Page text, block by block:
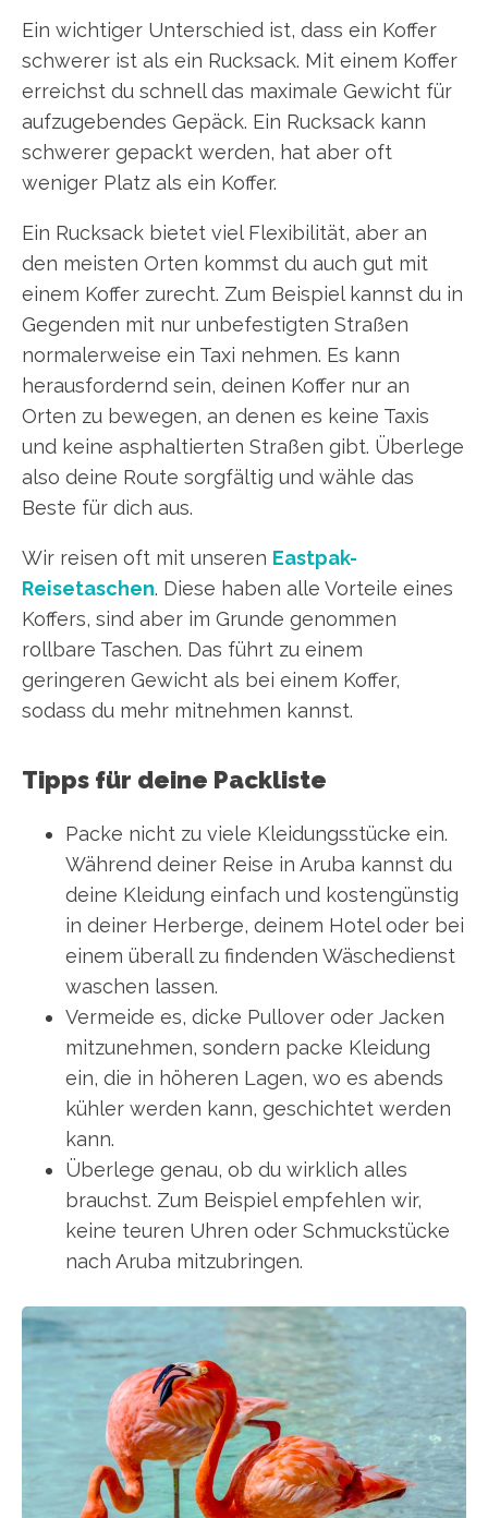
Ein wichtiger Unterschied ist, dass ein Koffer
schwerer ist als ein Rucksack. Mit einem Koffer
erreichst du schnell das maximale Gewicht für
aufzugebendes Gepäck. Ein Rucksack kann
schwerer gepackt werden, hat aber oft
weniger Platz als ein Koffer.
Ein Rucksack bietet viel Flexibilität, aber an
den meisten Orten kommst du auch gut mit
einem Koffer zurecht. Zum Beispiel kannst du in
Gegenden mit nur unbefestigten Straßen
normalerweise ein Taxi nehmen. Es kann
herausfordernd sein, deinen Koffer nur an
Orten zu bewegen, an denen es keine Taxis
und keine asphaltierten Straßen gibt. Überlege
also deine Route sorgfältig und wähle das
Beste für dich aus.
Wir reisen oft mit unseren Eastpak-
Reisetaschen. Diese haben alle Vorteile eines
Koffers, sind aber im Grunde genommen
rollbare Taschen. Das führt zu einem
geringeren Gewicht als bei einem Koffer,
sodass du mehr mitnehmen kannst.
Tipps für deine Packliste
Packe nicht zu viele Kleidungsstücke ein.
Während deiner Reise in Aruba kannst du
deine Kleidung einfach und kostengünstig
in deiner Herberge, deinem Hotel oder bei
einem überall zu findenden Wäschedienst
waschen lassen.
Vermeide es, dicke Pullover oder Jacken
mitzunehmen, sondern packe Kleidung
ein, die in höheren Lagen, wo es abends
kühler werden kann, geschichtet werden
kann.
Überlege genau, ob du wirklich alles
brauchst. Zum Beispiel empfehlen wir,
keine teuren Uhren oder Schmuckstücke
nach Aruba mitzubringen.